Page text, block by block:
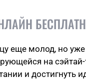
еще молод, но уже
на
и достигнуть